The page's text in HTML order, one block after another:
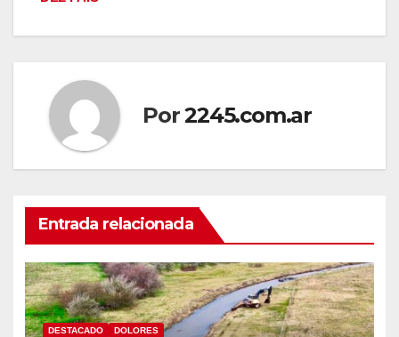
Por2245.com.ar
Entrada relacionada
DESTACADO DOLORES